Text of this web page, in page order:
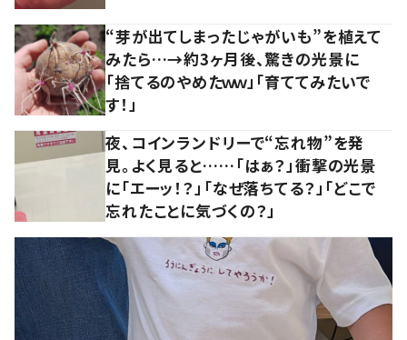
“芽が出てしまったじゃがいも”を植えて
みたら…→約3ヶ月後、驚きの光景に
「捨てるのやめたｗｗ」「育ててみたいで
す！」
夜、コインランドリーで“忘れ物”を発
見。よく見ると……「はぁ？」衝撃の光景
に「エーッ！？」「なぜ落ちてる？」「どこで
忘れたことに気づくの？」